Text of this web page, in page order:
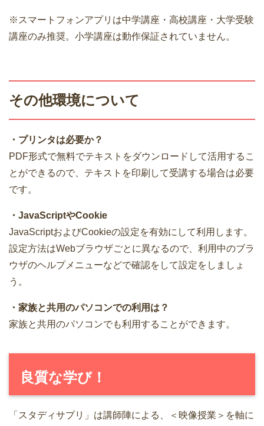
※スマートフォンアプリは中学講座・高校講座・大学受験
講座のみ推奨。小学講座は動作保証されていません。
その他環境について
・プリンタは必要か？
PDF形式で無料でテキストをダウンロードして活用するこ
とができるので、テキストを印刷して受講する場合は必要
です。
・JavaScriptやCookie
JavaScriptおよびCookieの設定を有効にして利用します。
設定方法はWebブラウザごとに異なるので、利用中のブラ
ウザのヘルプメニューなどで確認をして設定をしましょ
う。
・家族と共用のパソコンでの利用は？
家族と共用のパソコンでも利用することができます。
良質な学び！
「スタディサプリ」は講師陣による、＜映像授業＞を軸に